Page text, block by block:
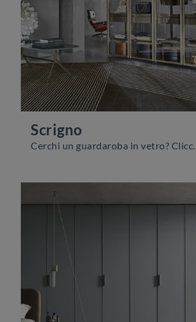
Scrigno